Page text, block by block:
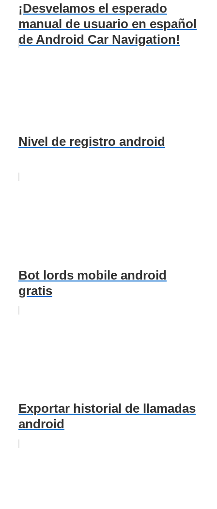
¡Desvelamos el esperado
manual de usuario en español
de Android Car Navigation!
Nivel de registro android
Bot lords mobile android
gratis
Exportar historial de llamadas
android